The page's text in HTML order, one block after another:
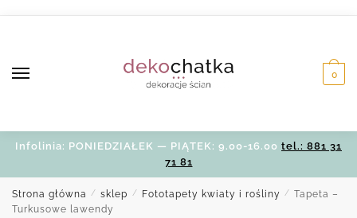
0
Infolinia: PONIEDZIAŁEK — PIĄTEK: 9.00-16.00 tel.: 881 31
71 81
Strona główna / sklep / Fototapety kwiaty i rośliny / Tapeta –
Turkusowe lawendy